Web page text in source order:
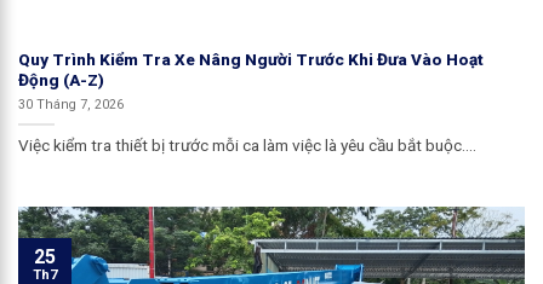
Quy Trình Kiểm Tra Xe Nâng Người Trước Khi Đưa Vào Hoạt
Động (A-Z)
30 Tháng 7, 2026
Việc kiểm tra thiết bị trước mỗi ca làm việc là yêu cầu bắt buộc....
25
Th7